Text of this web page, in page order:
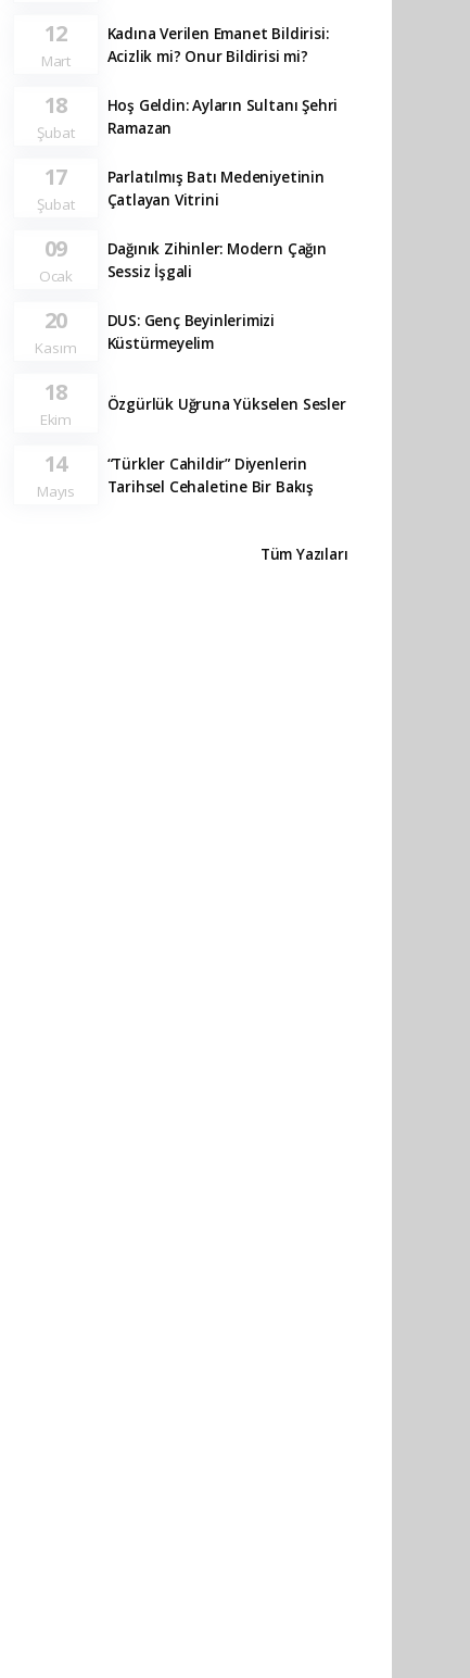
12
Mart
Kadına Verilen Emanet Bildirisi:
Acizlik mi? Onur Bildirisi mi?
18
Şubat
Hoş Geldin: Ayların Sultanı Şehri
Ramazan
17
Şubat
Parlatılmış Batı Medeniyetinin
Çatlayan Vitrini
09
Ocak
Dağınık Zihinler: Modern Çağın
Sessiz İşgali
20
Kasım
DUS: Genç Beyinlerimizi
Küstürmeyelim
18
Ekim
Özgürlük Uğruna Yükselen Sesler
14
Mayıs
“Türkler Cahildir” Diyenlerin
Tarihsel Cehaletine Bir Bakış
Tüm Yazıları